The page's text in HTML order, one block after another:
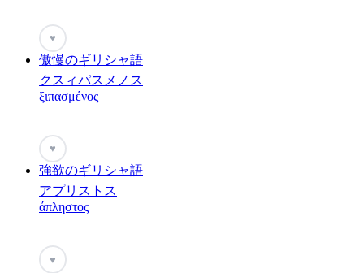
♥
傲慢のギリシャ語
クスィパスメノス
ξιπασμένος
♥
強欲のギリシャ語
アプリストス
άπληστος
♥